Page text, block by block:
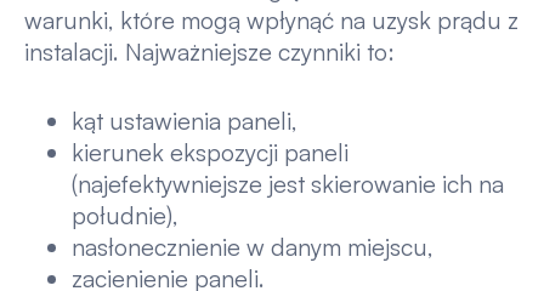
warunki, które mogą wpłynąć na uzysk prądu z
instalacji. Najważniejsze czynniki to:
kąt ustawienia paneli,
kierunek ekspozycji paneli
(najefektywniejsze jest skierowanie ich na
południe),
nasłonecznienie w danym miejscu,
zacienienie paneli.